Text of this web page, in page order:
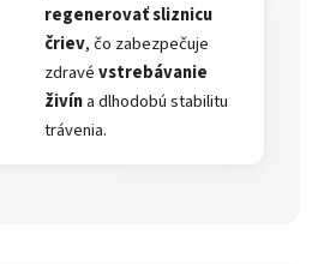
regenerovať sliznicu
čriev, čo zabezpečuje
zdravévstrebávanie
živína dlhodobú stabilitu
trávenia.